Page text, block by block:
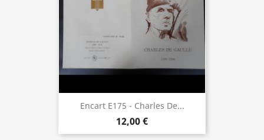
Encart E175 - Charles De...
12,00 €